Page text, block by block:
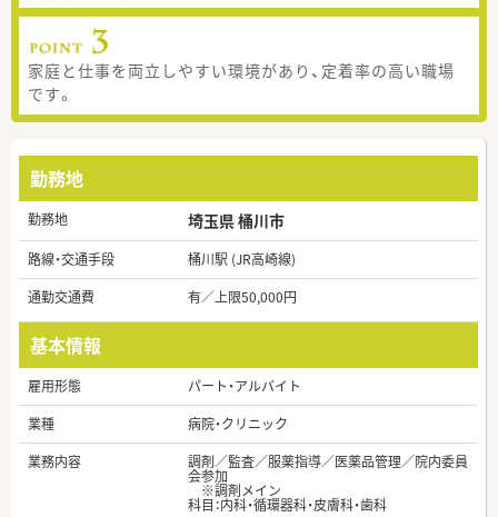
家庭と仕事を両立しやすい環境があり、定着率の高い職場
です。
勤務地
勤務地 埼玉県 桶川市
路線・交通手段
桶川駅 (JR高崎線)
通勤交通費
有／上限50,000円
基本情報
雇用形態
パート・アルバイト
業種
病院・クリニック
業務内容
調剤／監査／服薬指導／医薬品管理／院内委員
会参加
※調剤メイン
科目：内科・循環器科・皮膚科・歯科